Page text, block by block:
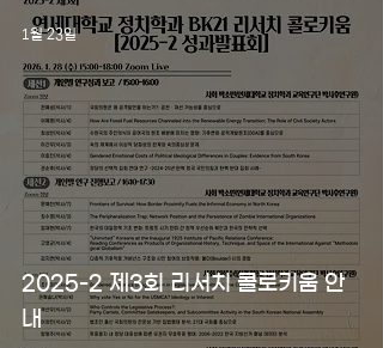
2025-2 제3회 리서치 콜로키움 안
내
1월 23일